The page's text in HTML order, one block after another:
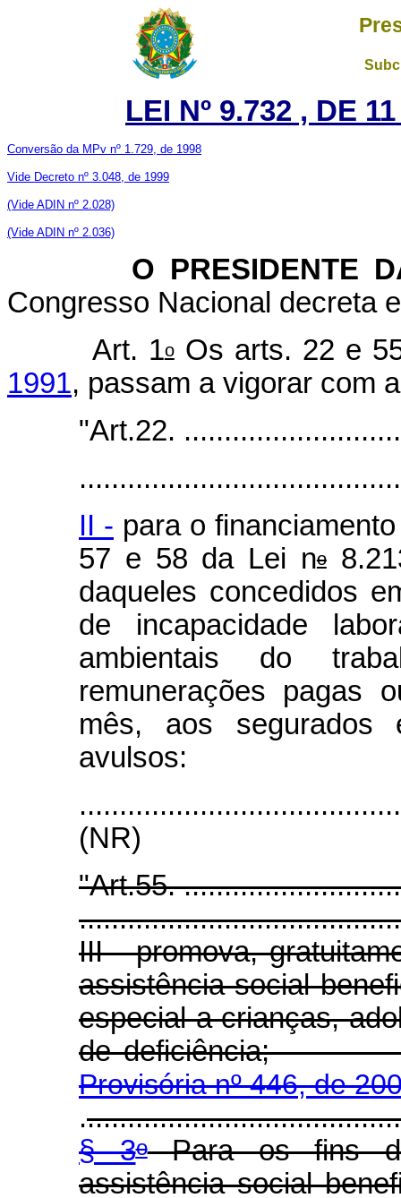
LEI Nº 9.732 , DE
Conversão da MPv nº 1.729, de 1998
Vide Decreto nº 3.048, de 1999
(Vide ADIN nº 2.028)
(Vide ADIN nº 2.036)
O PRESIDENTE DA
Congresso Nacional decreta
Art. 1oOs arts. 22 e
1991, passam a vigorar com
"Art.22.
II - para o
57 e 58 da Lei no
daqueles concedidos
de incapacidade
ambientais do
remunerações pagas
mês, aos segurados
avulsos:
(NR)
"Art.55.
III - promova,
assistência social
especial a crianças,
de
Provisória nº 446, de
.
§ 3oPara os fins
assistência social